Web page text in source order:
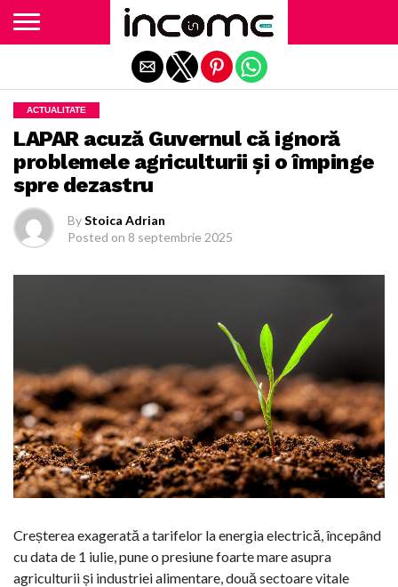
ACTUALITATE
LAPAR acuză Guvernul că ignoră
problemele agriculturii și o împinge
spre dezastru
ByStoica Adrian
Posted on 8 septembrie 2025
Creșterea exagerată a tarifelor la energia electrică, începând
cu data de 1 iulie, pune o presiune foarte mare asupra
agriculturii și industriei alimentare, două sectoare vitale
Exit mobile version